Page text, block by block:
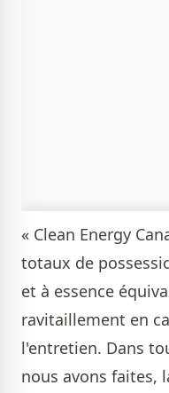
« Clean Energy
totaux de
et à essence
ravitaillement en
l'entretien. Dans
nous avons faites,